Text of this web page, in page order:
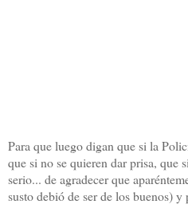
Para que luego digan que si la
que si no se quieren dar prisa, que
serio... de agradecer que
susto debió de ser de los buenos)